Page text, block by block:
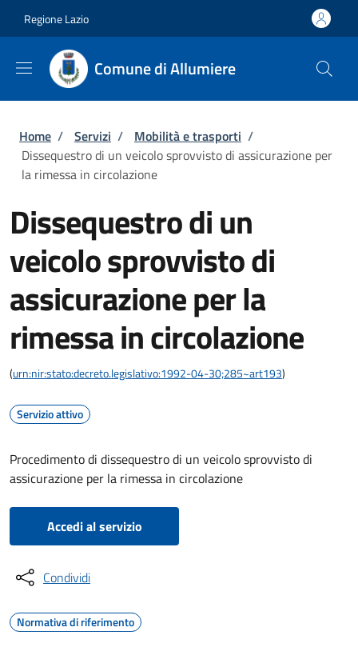
Regione Lazio
Comune di Allumiere
Briciole di pane
Home / Servizi / Mobilità e trasporti /
Dissequestro di un veicolo sprovvisto di assicurazione per
la rimessa in circolazione
Dissequestro di un
veicolo sprovvisto di
assicurazione per la
rimessa in circolazione
(urn:nir:stato:decreto.legislativo:1992-04-30;285~art193)
Servizio attivo
Procedimento di dissequestro di un veicolo sprovvisto di
assicurazione per la rimessa in circolazione
Accedi al servizio
Condividi
Normativa di riferimento